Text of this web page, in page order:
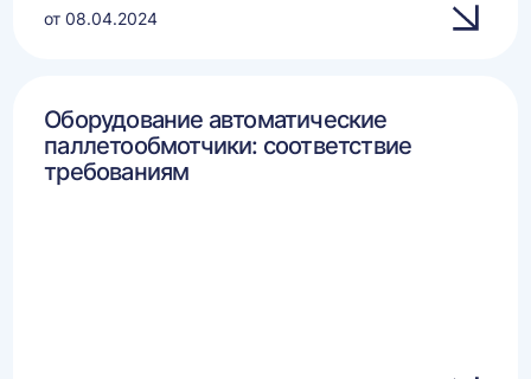
от 08.04.2024
Оборудование автоматические
паллетообмотчики: соответствие
требованиям